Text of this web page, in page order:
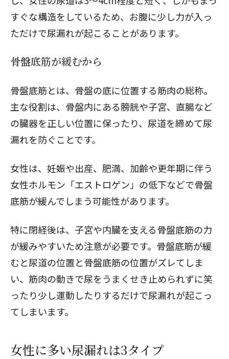
すぐな構造をしているため、お腹に少し力が入っ
ただけで尿漏れが起こることがあります。
骨盤底筋が緩むから
骨盤底筋とは、骨盤の底に位置する筋肉の総称。
主な役割は、骨盤内にある膀胱や子宮、直腸など
の臓器を正しい位置に保ったり、尿道を締めて尿
漏れを防ぐことです。
女性は、妊娠や出産、肥満、加齢や更年期に伴う
女性ホルモン「エストロゲン」の低下などで骨盤
底筋が緩んでしまう可能性があります。
特に閉経後は、子宮や内臓を支える骨盤底筋の力
が緩みやすいため注意が必要です。骨盤底筋が緩
むと尿道の位置と骨盤底筋の位置がズレてしま
い、筋肉の動きで尿をうまくせき止められずに笑
ったり少し運動したりするだけで尿漏れが起こっ
てしまいます。
女性に多い尿漏れは3タイプ